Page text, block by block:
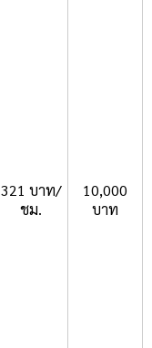
321 บาท/
ชม.
10,000
บาท